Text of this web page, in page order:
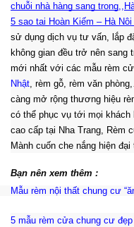
chuỗi nhà hàng sang trọng
5 sao tại Hoàn Kiếm – Hà Nội
sử dụng dịch vụ tư vấn, lắp
không gian đều trở nên sang
mới nhất với các mẫu rèm
Nhật , rèm gỗ, rèm văn
càng mở rộng thương hiệu
có thể phục vụ tới mọi khách
cao cấp tại Nha Trang, Rèm
Mành cuốn che nắng hiện
Bạn nên xem thêm :
Mẫu rèm nội thất chung cư
5 mẫu rèm cửa chung cư